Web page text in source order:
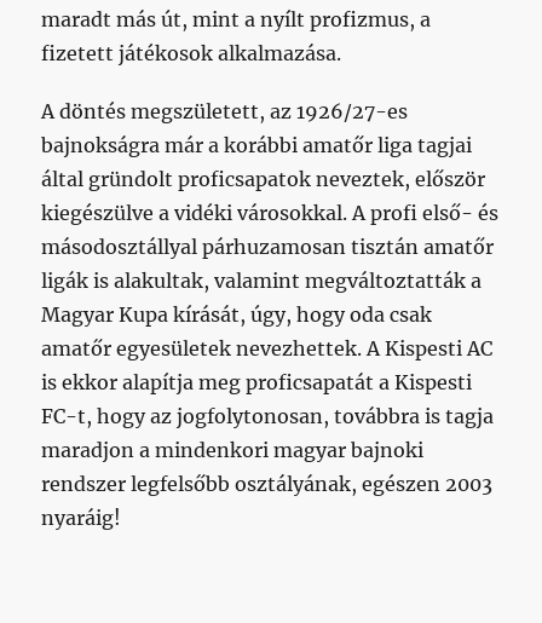
maradt más út, mint a nyílt profizmus, a
fizetett játékosok alkalmazása.
A döntés megszületett, az 1926/27-es
bajnokságra már a korábbi amatőr liga tagjai
által gründolt proficsapatok neveztek, először
kiegészülve a vidéki városokkal. A profi első- és
másodosztállyal párhuzamosan tisztán amatőr
ligák is alakultak, valamint megváltoztatták a
Magyar Kupa kírását, úgy, hogy oda csak
amatőr egyesületek nevezhettek. A Kispesti AC
is ekkor alapítja meg proficsapatát a Kispesti
FC-t, hogy az jogfolytonosan, továbbra is tagja
maradjon a mindenkori magyar bajnoki
rendszer legfelsőbb osztályának, egészen 2003
nyaráig!